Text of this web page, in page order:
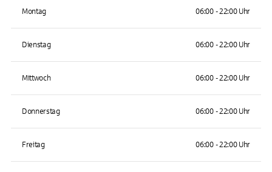
Montag 06:00 - 22:00 Uhr
Dienstag 06:00 - 22:00 Uhr
Mittwoch 06:00 - 22:00 Uhr
Donnerstag 06:00 - 22:00 Uhr
Freitag 06:00 - 22:00 Uhr